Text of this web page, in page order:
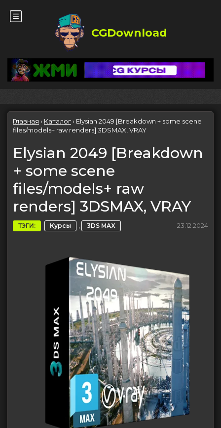
CGDownload
Главная › Каталог› Elysian 2049 [Breakdown + some scene
files/models+ raw renders] 3DSMAX, VRAY
Elysian 2049 [Breakdown
+ some scene
files/models+ raw
renders] 3DSMAX, VRAY
ТЭГИ: Курсы , 3DS MAX 23.12.2024